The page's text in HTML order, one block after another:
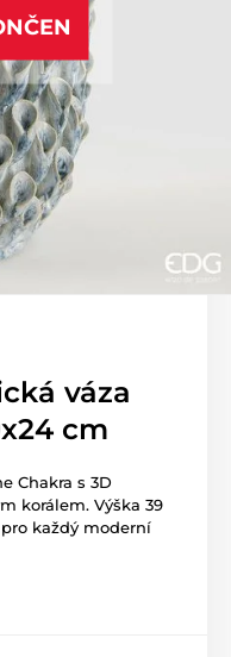
váza
cm
Chakra s 3D
korálem. Výška 39
každý moderní